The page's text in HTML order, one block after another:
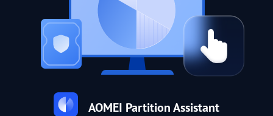
AOMEI Partition Assistant